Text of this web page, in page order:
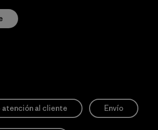
al cliente Envío